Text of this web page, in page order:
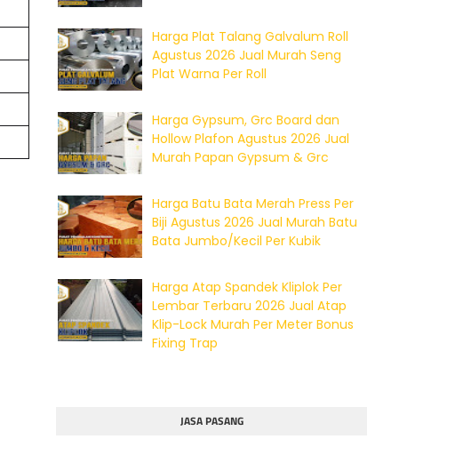
Harga Plat Talang Galvalum Roll
Agustus 2026 Jual Murah Seng
Plat Warna Per Roll
Harga Gypsum, Grc Board dan
Hollow Plafon Agustus 2026 Jual
Murah Papan Gypsum & Grc
Harga Batu Bata Merah Press Per
Biji Agustus 2026 Jual Murah Batu
Bata Jumbo/Kecil Per Kubik
Harga Atap Spandek Kliplok Per
Lembar Terbaru 2026 Jual Atap
Klip-Lock Murah Per Meter Bonus
Fixing Trap
JASA PASANG